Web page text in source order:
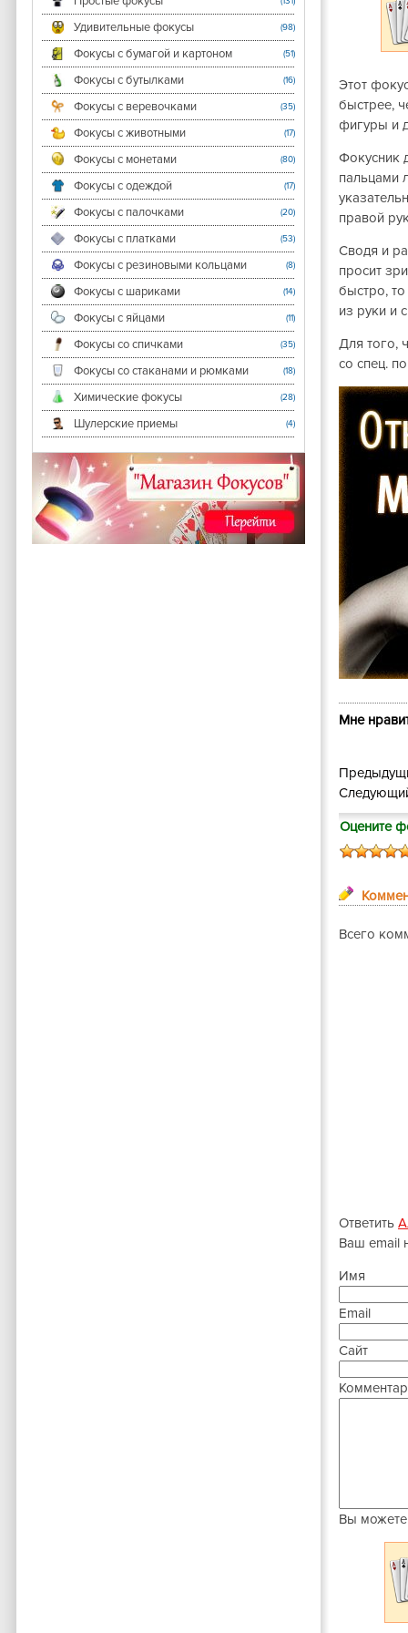
Удивительные фокусы (98)
Фокусы с бумагой и картоном (51)
Фокусы с бутылками (16)
Фокусы с веревочками (35)
Фокусы с животными (17)
Фокусы с монетами (80)
Фокусы с одеждой (17)
Фокусы с палочками (20)
Фокусы с платками (53)
Фокусы с резиновыми кольцами (8)
Фокусы с шариками (14)
Фокусы с яйцами (11)
Фокусы со спичками (35)
Фокусы со стаканами и рюмками (18)
Химические фокусы (28)
Шулерские приемы (4)
Этот
быстрее,
фигуры и
Фокусник
пальцами
правой
Сводя и
просит
быстро,
из руки и
Для того,
со спец.
Мне
Оцените
Всего
Ответить
Ваш email
Имя
Email
Сайт
Вы